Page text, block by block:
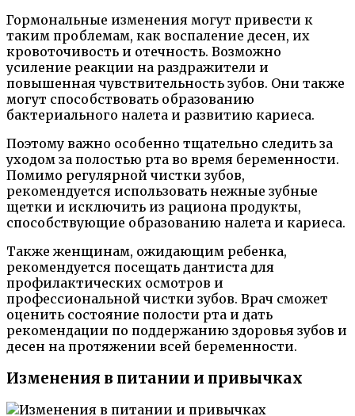
Гормональные изменения могут привести к
таким проблемам, как воспаление десен, их
кровоточивость и отечность. Возможно
усиление реакции на раздражители и
повышенная чувствительность зубов. Они также
могут способствовать образованию
бактериального налета и развитию кариеса.
Поэтому важно особенно тщательно следить за
уходом за полостью рта во время беременности.
Помимо регулярной чистки зубов,
рекомендуется использовать нежные зубные
щетки и исключить из рациона продукты,
способствующие образованию налета и кариеса.
Также женщинам, ожидающим ребенка,
рекомендуется посещать дантиста для
профилактических осмотров и
профессиональной чистки зубов. Врач сможет
оценить состояние полости рта и дать
рекомендации по поддержанию здоровья зубов и
десен на протяжении всей беременности.
Изменения в питании и привычках